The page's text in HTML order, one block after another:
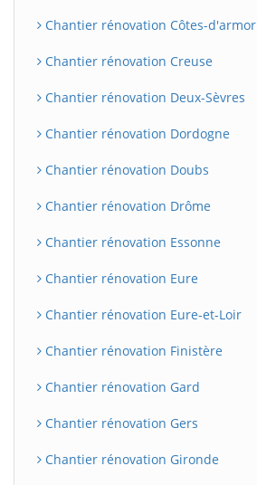
Chantier rénovation Côtes-d'armor
Chantier rénovation Creuse
Chantier rénovation Deux-Sèvres
Chantier rénovation Dordogne
Chantier rénovation Doubs
Chantier rénovation Drôme
Chantier rénovation Essonne
Chantier rénovation Eure
Chantier rénovation Eure-et-Loir
Chantier rénovation Finistère
Chantier rénovation Gard
Chantier rénovation Gers
Chantier rénovation Gironde